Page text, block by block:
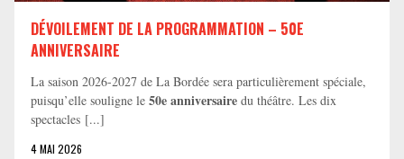
DÉVOILEMENT DE LA PROGRAMMATION – 50E
ANNIVERSAIRE
La saison 2026-2027 de La Bordée sera particulièrement spéciale,
puisqu’elle souligne le 50e anniversaire du théâtre. Les dix
spectacles [...]
4 MAI 2026